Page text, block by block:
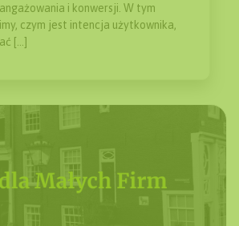
i konwersji. W tym
czym jest intencja użytkownika,
[…]